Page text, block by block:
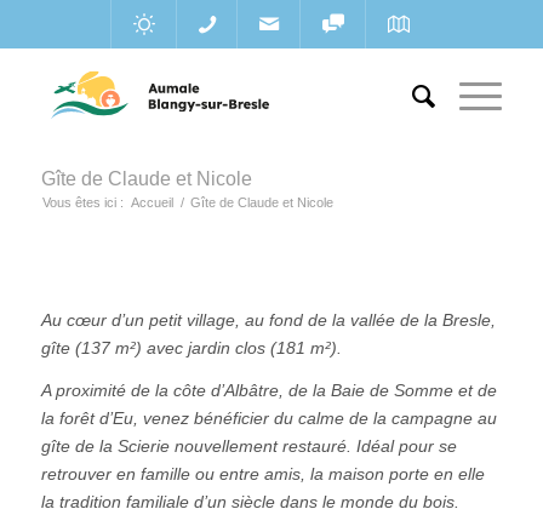
Gîte de Claude et Nicole
Vous êtes ici : Accueil / Gîte de Claude et Nicole
Au cœur d’un petit village, au fond de la vallée de la Bresle,
gîte (137 m²) avec jardin clos (181 m²).
A proximité de la côte d’Albâtre, de la Baie de Somme et de
la forêt d’Eu, venez bénéficier du calme de la campagne au
gîte de la Scierie nouvellement restauré. Idéal pour se
retrouver en famille ou entre amis, la maison porte en elle
la tradition familiale d’un siècle dans le monde du bois.